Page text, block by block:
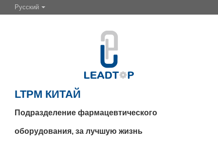
Русский
LTPM КИТАЙ
Подразделение фармацевтического
оборудования, за лучшую жизнь